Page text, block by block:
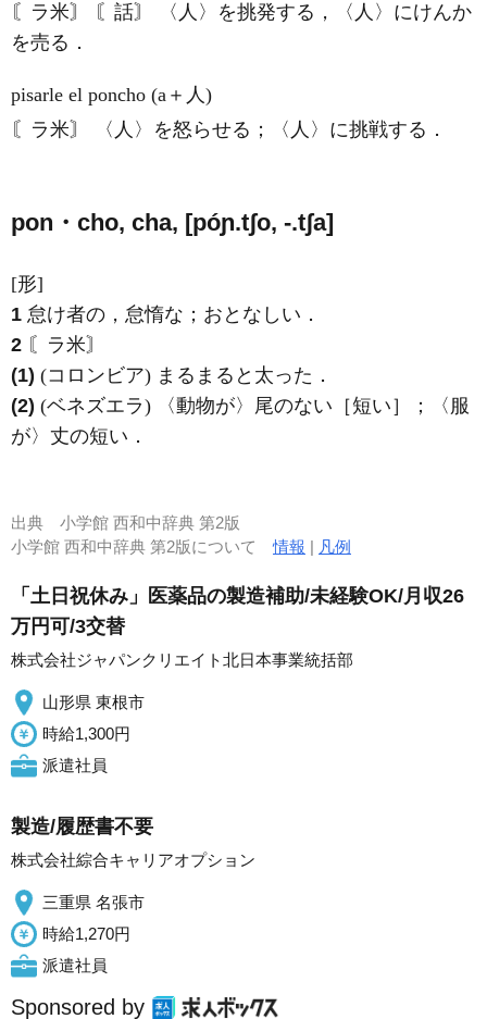
〘ラ米〙 〘話〙 〈人〉を挑発する，〈人〉にけんか
を売る．
pisarle el poncho (a＋人)
〘ラ米〙 〈人〉を怒らせる；〈人〉に挑戦する．
pon・cho, cha, [póɲ.tʃo, -.tʃa]
[形]
1 怠け者の，怠惰な；おとなしい．
2 〘ラ米〙
(1) (コロンビア) まるまると太った．
(2) (ベネズエラ) 〈動物が〉尾のない［短い］；〈服
が〉丈の短い．
出典 小学館 西和中辞典 第2版
小学館 西和中辞典 第2版について情報 | 凡例
「土日祝休み」医薬品の製造補助/未経験OK/月収26
万円可/3交替
株式会社ジャパンクリエイト北日本事業統括部
山形県 東根市
時給1,300円
派遣社員
製造/履歴書不要
株式会社綜合キャリアオプション
三重県 名張市
時給1,270円
派遣社員
Sponsored by